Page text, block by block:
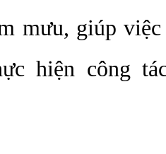
mưu, giúp
hiện công